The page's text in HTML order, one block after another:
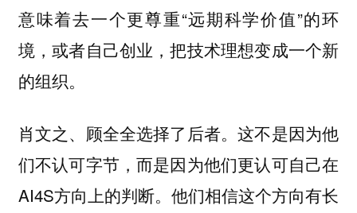
意味着去一个更尊重“远期科学价值”的环
境，或者自己创业，把技术理想变成一个新
的组织。
肖文之、顾全全选择了后者。这不是因为他
们不认可字节，而是因为他们更认可自己在
AI4S方向上的判断。他们相信这个方向有长